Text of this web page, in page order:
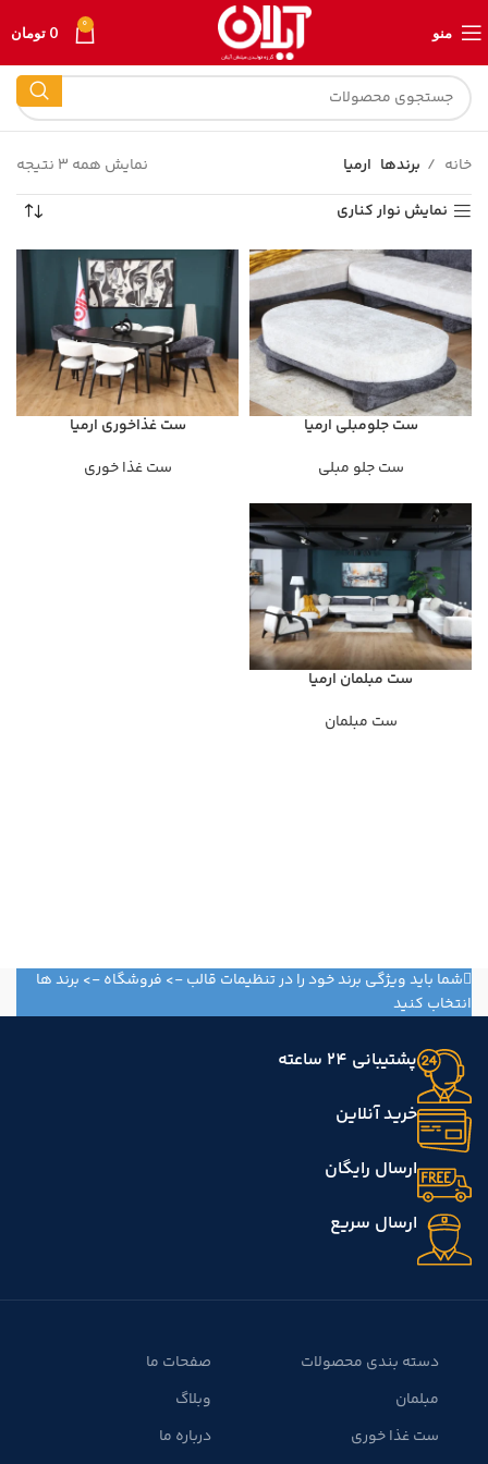
منو 0
0 تومان
خانه برندها ارمیا
نمایش همه 3 نتیجه
نمایش نوار کناری
ست جلومبلی ارمیا
ست جلو مبلی
ست غذاخوری ارمیا
ست غذا خوری
ست مبلمان ارمیا
ست مبلمان
شما باید ویژگی برند خود را در تنظیمات قالب -> فروشگاه -> برند ها
انتخاب کنید
پشتیبانی 24 ساعته
خرید آنلاین
ارسال رایگان
ارسال سریع
دسته بندی محصولات
مبلمان
ست غذا خوری
صفحات ما
وبلاگ
درباره ما